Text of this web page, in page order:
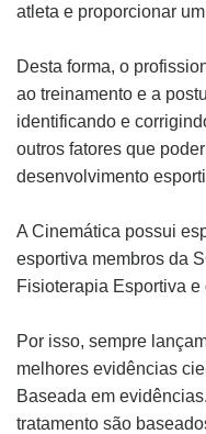
atleta e proporcionar
Desta forma, o
ao treinamento e a
identificando e
outros fatores que
desenvolvimento
A Cinemática possui
esportiva membros da
Fisioterapia Esportiva
Por isso, sempre
melhores evidências
Baseada em
tratamento são